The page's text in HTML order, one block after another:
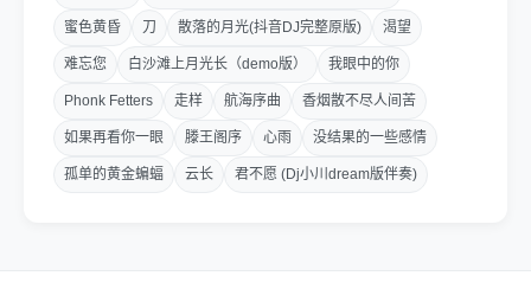
闲聊谈天和谁形容时也倦透
蜜色黄昏 刀 散落的月光(抖音DJ完整原版) 渴望
难忘您 白沙滩上月光长（demo版） 我眼中的你
Phonk Fetters 走样 航海序曲 香烟散不尽人间苦
如果再看你一眼 滕王阁序 心雨 没结果的一些感情
孤单的黄金蝙蝠 云长 君不愿 (Dj小川dream版伴奏)